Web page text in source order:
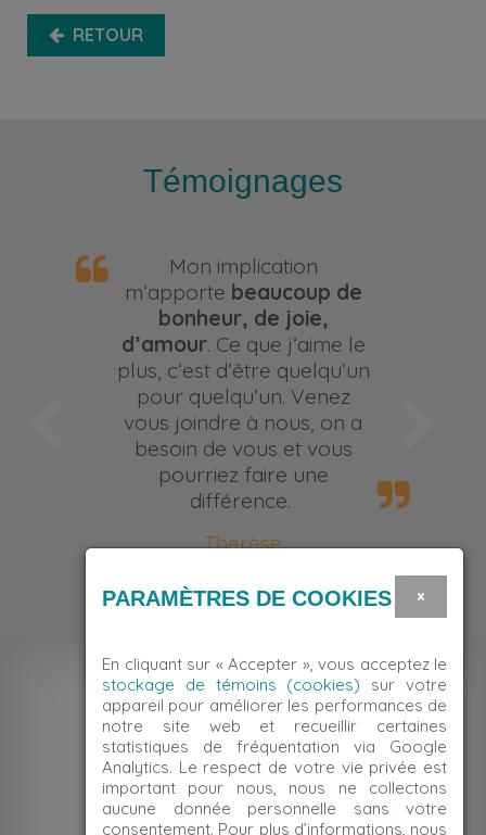
RETOUR
Témoignages
Mon implication
m’apporte beaucoup de
bonheur, de joie,
d’amour. Ce que j’aime le
plus, c’est d’être quelqu’un
pour quelqu’un. Venez
vous joindre à nous, on a
besoin de vous et vous
pourriez faire une
différence.
Thérèse
×
PARAMÈTRES DE COOKIES
En cliquant sur « Accepter », vous acceptez le
stockage de témoins (cookies) sur votre
appareil pour améliorer les performances de
notre site web et recueillir certaines
statistiques de fréquentation via Google
Analytics. Le respect de votre vie privée est
important pour nous, nous ne collectons
aucune donnée personnelle sans votre
consentement. Pour plus d’informations, nous